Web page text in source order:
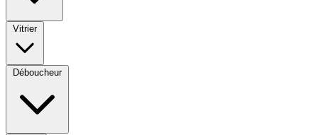
Vitrier
Déboucheur